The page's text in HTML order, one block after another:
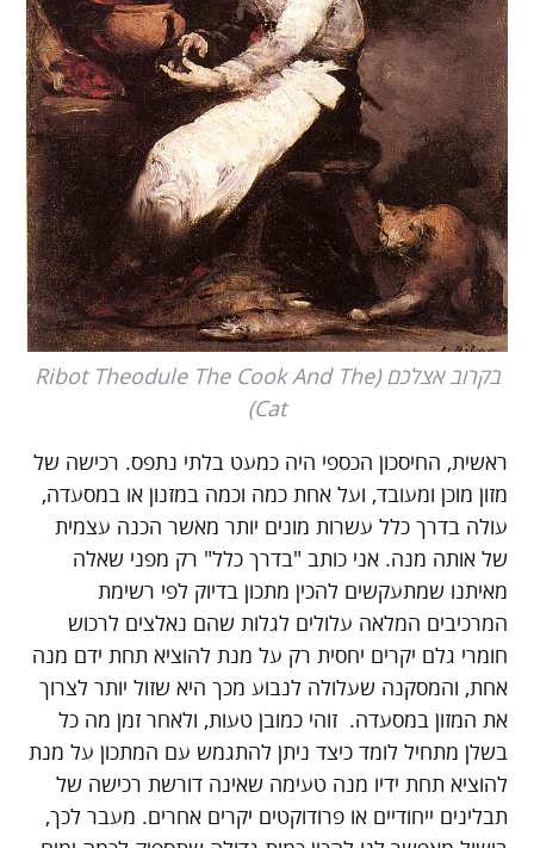
בקרוב אצלכם (Ribot Theodule The Cook And The
Cat)
ראשית, החיסכון הכספי היה כמעט בלתי נתפס. רכישה של
מזון מוכן ומעובד, ועל אחת כמה וכמה במזנון או במסעדה,
עולה בדרך כלל עשרות מונים יותר מאשר הכנה עצמית
של אותה מנה. אני כותב "בדרך כלל" רק מפני שאלה
מאיתנו שמתעקשים להכין מתכון בדיוק לפי רשימת
המרכיבים המלאה עלולים לגלות שהם נאלצים לרכוש
חומרי גלם יקרים יחסית רק על מנת להוציא תחת ידם מנה
אחת, והמסקנה שעלולה לנבוע מכך היא שזול יותר לצרוך
את המזון במסעדה. זוהי כמובן טעות, ולאחר זמן מה כל
בשלן מתחיל לומד כיצד ניתן להתגמש עם המתכון על מנת
להוציא תחת ידיו מנה טעימה שאינה דורשת רכישה של
תבלינים ייחודיים או פרודוקטים יקרים אחרים. מעבר לכך,